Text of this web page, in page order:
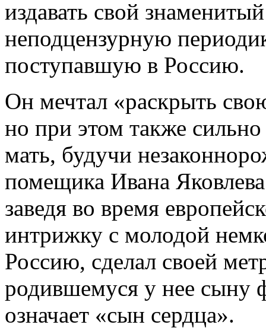
издавать свой
неподцензурную
поступавшую в Россию.
Он мечтал «раскрыть
но при этом также
мать, будучи
помещика Ивана
заведя во время
интрижку с молодой
Россию, сделал своей
родившемуся у нее сыну
означает «сын сердца».